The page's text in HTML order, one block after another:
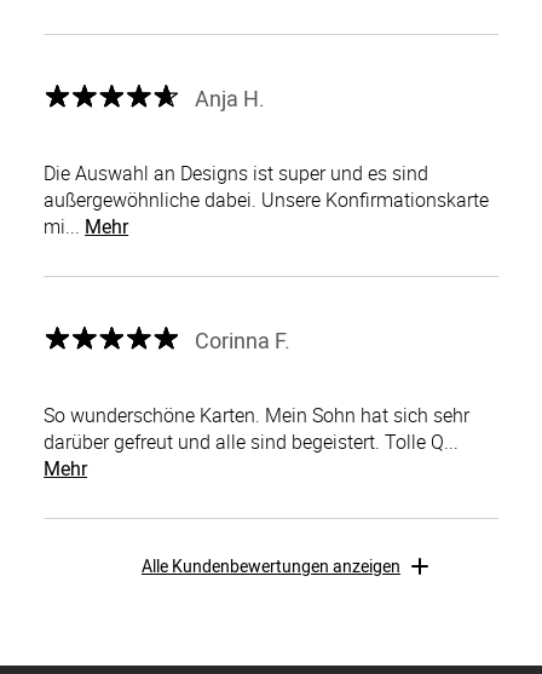
Anja H.
Die Auswahl an Designs ist super und es sind
außergewöhnliche dabei. Unsere Konfirmationskarte
mi... Mehr
Corinna F.
So wunderschöne Karten. Mein Sohn hat sich sehr
darüber gefreut und alle sind begeistert. Tolle Q...
Mehr
Alle Kundenbewertungen anzeigen